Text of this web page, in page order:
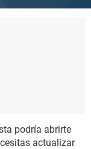
podría abrirte
actualizar